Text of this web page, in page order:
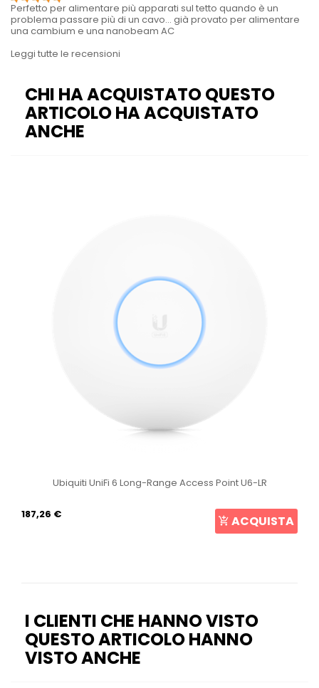
Perfetto per alimentare più apparati sul tetto quando è un
problema passare più di un cavo... già provato per alimentare
una cambium e una nanobeam AC
Leggi tutte le recensioni
CHI HA ACQUISTATO QUESTO
ARTICOLO HA ACQUISTATO
ANCHE
Ubiquiti UniFi 6 Long-Range Access Point U6-LR
187,26 € ACQUISTA
I CLIENTI CHE HANNO VISTO
QUESTO ARTICOLO HANNO
VISTO ANCHE